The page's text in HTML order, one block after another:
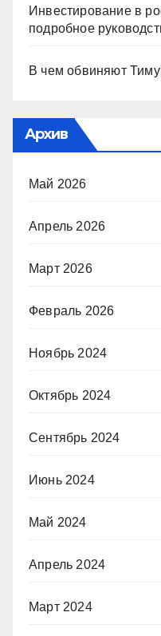
Инвестирование в
подробное
В чем обвиняют
Архив
Май 2026
Апрель 2026
Март 2026
Февраль 2026
Ноябрь 2024
Октябрь 2024
Сентябрь 2024
Июнь 2024
Май 2024
Апрель 2024
Март 2024